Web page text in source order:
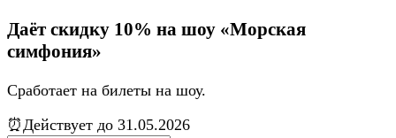
Даёт скидку 10% на шоу «Морская
симфония»
Сработает на билеты на шоу.
⏰Действует до 31.05.2026